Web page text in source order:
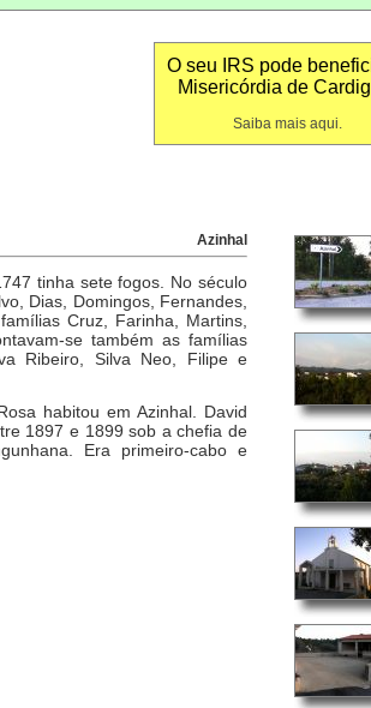
O seu IRS pode
Misericórdia de
Saiba mais aqui.
Azinhal
tinha sete fogos. No século
Dias, Domingos, Fernandes,
Cruz, Farinha, Martins,
se também as famílias
Ribeiro, Silva Neo, Filipe e
habitou em Azinhal. David
1897 e 1899 sob a chefia de
Era primeiro-cabo e